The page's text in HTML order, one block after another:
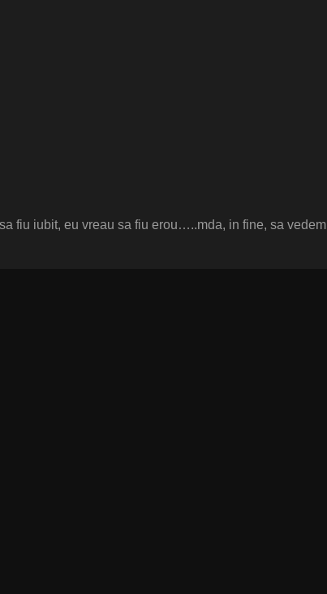
fiu iubit, eu vreau sa fiu erou…..mda, in fine, sa vedem